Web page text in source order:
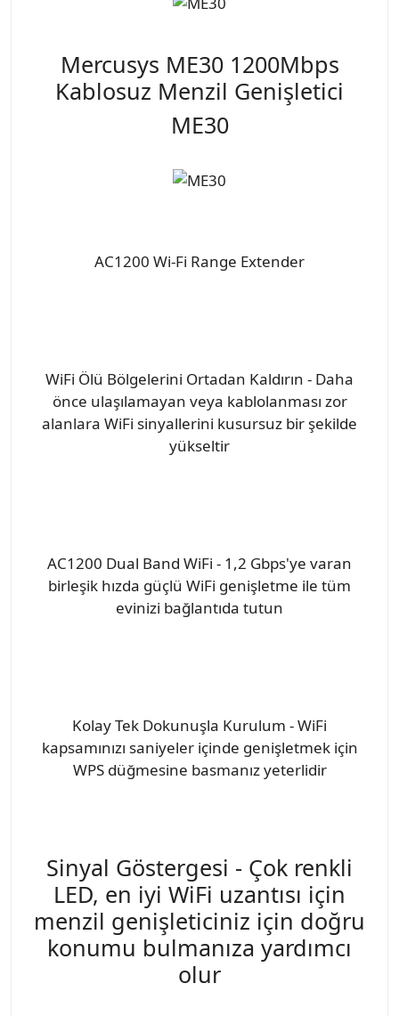
Mercusys ME30 1200Mbps
Kablosuz Menzil Genişletici
ME30
AC1200 Wi-Fi Range Extender
WiFi Ölü Bölgelerini Ortadan Kaldırın - Daha
önce ulaşılamayan veya kablolanması zor
alanlara WiFi sinyallerini kusursuz bir şekilde
yükseltir
AC1200 Dual Band WiFi - 1,2 Gbps'ye varan
birleşik hızda güçlü WiFi genişletme ile tüm
evinizi bağlantıda tutun
Kolay Tek Dokunuşla Kurulum - WiFi
kapsamınızı saniyeler içinde genişletmek için
WPS düğmesine basmanız yeterlidir
Sinyal Göstergesi - Çok renkli
LED, en iyi WiFi uzantısı için
menzil genişleticiniz için doğru
konumu bulmanıza yardımcı
olur